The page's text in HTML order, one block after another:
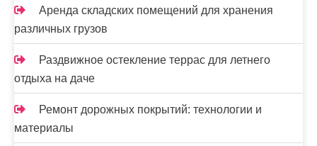
Аренда складских помещений для хранения
различных грузов
Раздвижное остекление террас для летнего
отдыха на даче
Ремонт дорожных покрытий: технологии и
материалы